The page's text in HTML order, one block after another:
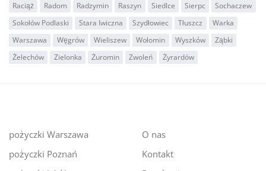
Raciąż
Radom Radzymin Raszyn Siedlce Sierpc
Sochaczew
Sokołów Podlaski
Stara Iwiczna Szydłowiec Tłuszcz
Warka
Warszawa
Węgrów Wieliszew Wołomin Wyszków
Ząbki
Żelechów
Zielonka Żuromin Zwoleń Żyrardów
pożyczki Warszawa
pożyczki Poznań
O nas
Kontakt